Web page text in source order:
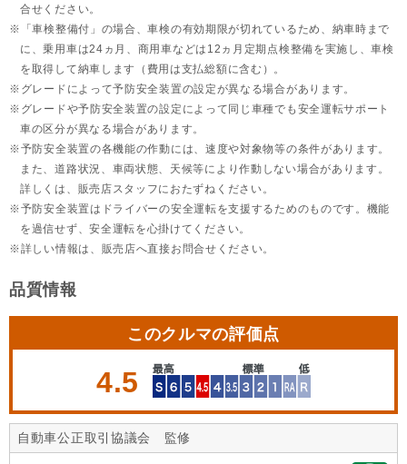
合せください。
「車検整備付」の場合、車検の有効期限が切れているため、納車時まで
に、乗用車は24ヵ月、 商用車などは12ヵ月定期点検整備を実施し、車検
を取得して納車します（費用は支払総額に含む）。
グレードによって予防安全装置の設定が異なる場合があります。
グレードや予防安全装置の設定によって同じ車種でも安全運転サポート
車の区分が異なる場合があります。
予防安全装置の各機能の作動には、速度や対象物等の条件があります。
また、道路状況、車両状態、天候等により作動しない場合があります。
詳しくは、販売店スタッフにおたずねください。
予防安全装置はドライバーの安全運転を支援するためのものです。機能
を過信せず、安全運転を心掛けてください。
詳しい情報は、販売店へ直接お問合せください。
品質情報
このクルマの評価点
4.5
自動車公正取引協議会 監修